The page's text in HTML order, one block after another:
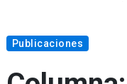
Publicaciones